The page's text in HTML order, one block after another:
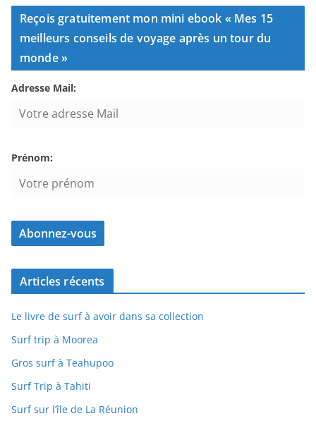
Reçois gratuitement mon mini ebook « Mes 15
meilleurs conseils de voyage après un tour du
monde »
Adresse Mail:
Prénom:
Articles récents
Le livre de surf à avoir dans sa collection
Surf trip à Moorea
Gros surf à Teahupoo
Surf Trip à Tahiti
Surf sur l’île de La Réunion